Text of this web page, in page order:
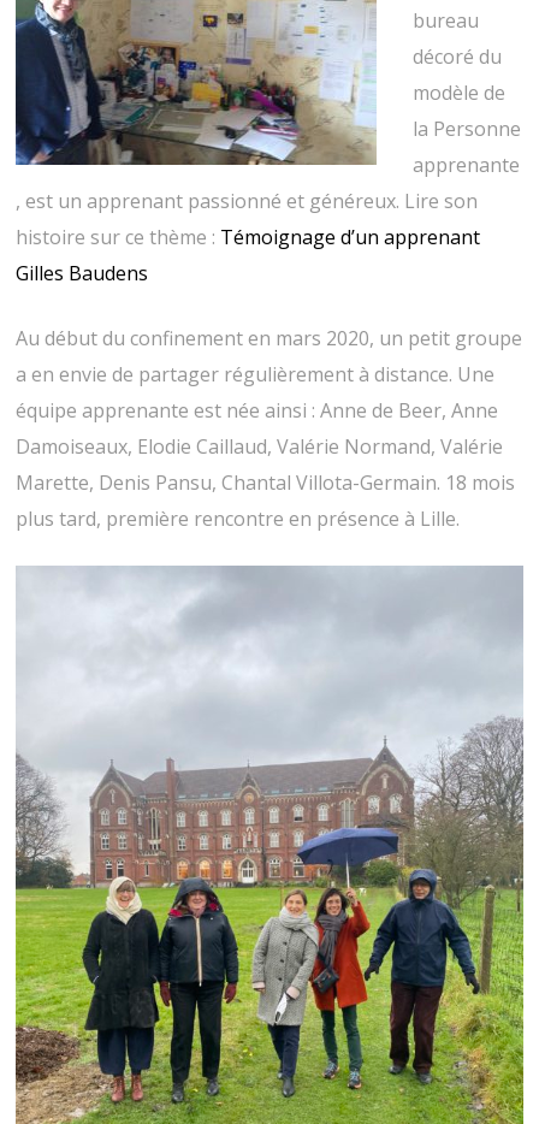
bureau
décoré du
modèle de
la Personne
apprenante
, est un apprenant passionné et généreux. Lire son
histoire sur ce thème : Témoignage d’un apprenant
Gilles Baudens
Au début du confinement en mars 2020, un petit groupe
a en envie de partager régulièrement à distance. Une
équipe apprenante est née ainsi : Anne de Beer, Anne
Damoiseaux, Elodie Caillaud, Valérie Normand, Valérie
Marette, Denis Pansu, Chantal Villota-Germain. 18 mois
plus tard, première rencontre en présence à Lille.